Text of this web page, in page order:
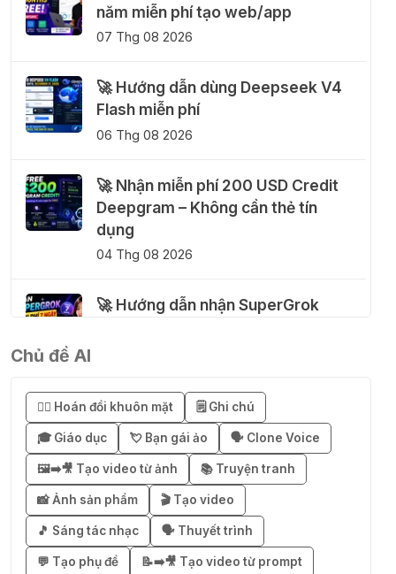
năm miễn phí tạo web/app
07 Thg 08 2026
🚀 Hướng dẫn dùng Deepseek V4
Flash miễn phí
06 Thg 08 2026
🚀 Nhận miễn phí 200 USD Credit
Deepgram – Không cần thẻ tín
dụng
04 Thg 08 2026
🚀 Hướng dẫn nhận SuperGrok
🎁 Hướng dẫn nhận Notion AI
Business miễn phí 3–6 tháng
03 Thg 08 2026
🎁 Mẹo nhận 1 tháng ChatGPT Plus
miễn phí bằng VPN Mexico
02 Thg 08 2026
Chủ đề AI
😶‍🌫️ Hoán đổi khuôn mặt 🗒️ Ghi chú
🎓 Giáo dục 💘 Bạn gái ảo 🗣️ Clone Voice
🖼️➡️🎥 Tạo video từ ảnh 📚 Truyện tranh
📸 Ảnh sản phẩm 🎬 Tạo video
🎵 Sáng tác nhạc 🗣️ Thuyết trình
💬 Tạo phụ đề 📝➡️🎥 Tạo video từ prompt